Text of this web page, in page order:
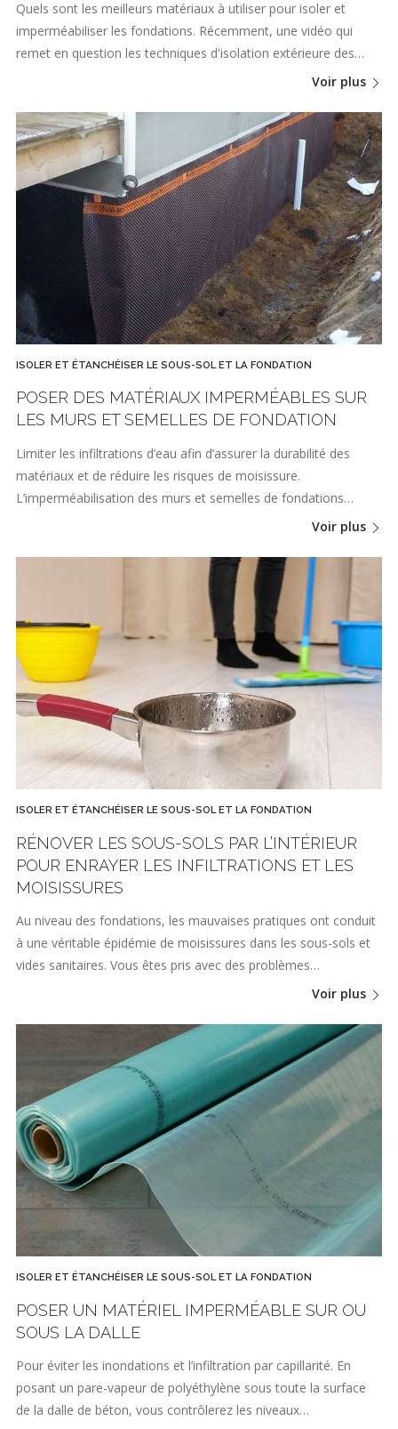
Quels sont les meilleurs matériaux à utiliser pour isoler et
imperméabiliser les fondations. Récemment, une vidéo qui
remet en question les techniques d'isolation extérieure des…
Voir plus
ISOLER ET ÉTANCHÉISER LE SOUS-SOL ET LA FONDATION
POSER DES MATÉRIAUX IMPERMÉABLES SUR
LES MURS ET SEMELLES DE FONDATION
Limiter les infiltrations d’eau afin d’assurer la durabilité des
matériaux et de réduire les risques de moisissure.
L’imperméabilisation des murs et semelles de fondations…
Voir plus
ISOLER ET ÉTANCHÉISER LE SOUS-SOL ET LA FONDATION
RÉNOVER LES SOUS-SOLS PAR L’INTÉRIEUR
POUR ENRAYER LES INFILTRATIONS ET LES
MOISISSURES
Au niveau des fondations, les mauvaises pratiques ont conduit
à une véritable épidémie de moisissures dans les sous-sols et
vides sanitaires. Vous êtes pris avec des problèmes…
Voir plus
ISOLER ET ÉTANCHÉISER LE SOUS-SOL ET LA FONDATION
POSER UN MATÉRIEL IMPERMÉABLE SUR OU
SOUS LA DALLE
Pour éviter les inondations et l’infiltration par capillarité. En
posant un pare-vapeur de polyéthylène sous toute la surface
de la dalle de béton, vous contrôlerez les niveaux…